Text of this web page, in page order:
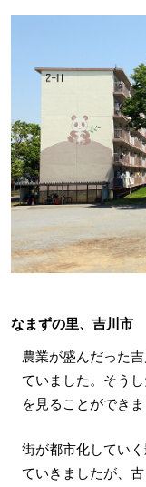
なまずの里、吉川市
農業が盛んだった
ていました。そう
を見ることができま
街が都市化してい
ていきましたが、